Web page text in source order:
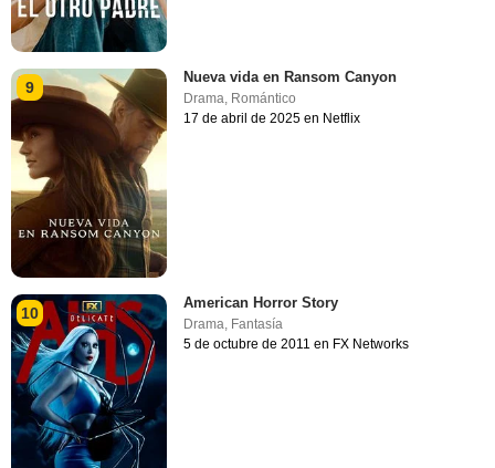
9
Nueva vida en Ransom Canyon
Drama, Romántico
17 de abril de 2025 en Netflix
10
American Horror Story
Drama Fantasía
5 de octubre de 2011 en FX Networks